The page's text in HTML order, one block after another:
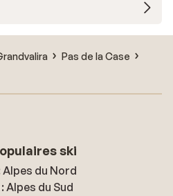
Pas de la Case
ski
Alpes du Nord
Alpes du Sud